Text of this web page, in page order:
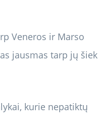
Veneros ir Marso
jausmas tarp jų šiek
kurie nepatiktų